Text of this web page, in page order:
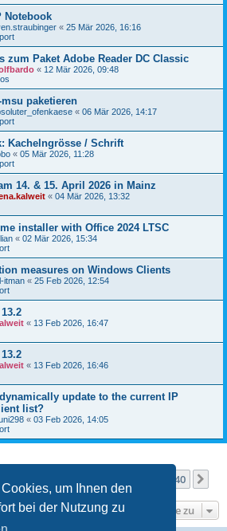
um Ihnen den
bei der Nutzung zu
Notebook
« 25 Mär 2026, 16:16
zum Paket Adobe Reader DC Classic
« 12 Mär 2026, 09:48
paketieren
« 06 Mär 2026, 14:17
Kachelngrösse / Schrift
« 05 Mär 2026, 11:28
14. & 15. April 2026 in Mainz
« 04 Mär 2026, 13:32
installer with Office 2024 LTSC
« 02 Mär 2026, 15:34
measures on Windows Clients
itman « 25 Feb 2026, 12:54
« 13 Feb 2026, 16:47
« 13 Feb 2026, 16:46
update to the current IP
list?
« 03 Feb 2026, 14:05
40
Gehe zu